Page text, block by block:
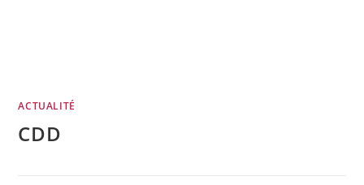
ACTUALITÉ
CDD